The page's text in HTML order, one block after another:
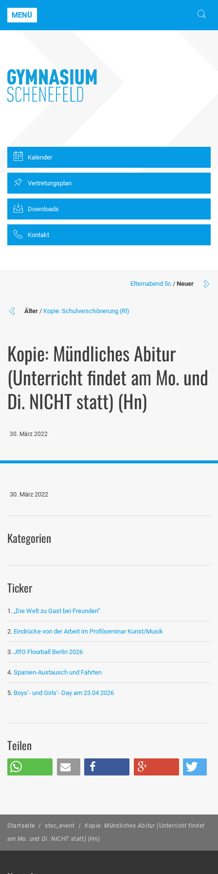
MENÜ
Kalender
Vertretungsplan
Downloads
Kontakt
Elternabend 5c / Neuer
Älter / Kopie: Schulverschönerung (Rl)
Kopie: Mündliches Abitur
(Unterricht findet am Mo. und
Di. NICHT statt) (Hn)
30. März 2022
30. März 2022
Kategorien
Ticker
„Die Welt zu Gast bei Freunden“
Eindrücke von der Arbeit im Profilseminar Kunst/Musik
JtfO Floorball Berlin 2026
Spanien-Austausch und Fahrten
Boys‘- und Girls‘- Day am 23.04.2026
Teilen
Startseite / stec_event / Kopie: Mündliches Abitur (Unterricht findet
am Mo. und Di. NICHT statt) (Hn)